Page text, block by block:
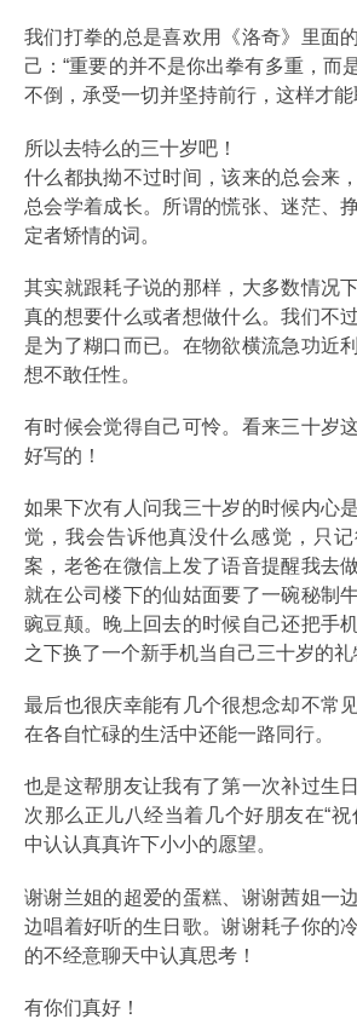
我们打拳的总是喜欢用《洛奇》里面
己：“重要的并不是你出拳有多重，而
不倒，承受一切并坚持前行，这样才能
所以去特么的三十岁吧！
什么都执拗不过时间，该来的总会来
总会学着成长。所谓的慌张、迷茫、
定者矫情的词。
其实就跟耗子说的那样，大多数情况
真的想要什么或者想做什么。我们不
是为了糊口而已。在物欲横流急功近
想不敢任性。
有时候会觉得自己可怜。看来三十岁
好写的！
如果下次有人问我三十岁的时候内心
觉，我会告诉他真没什么感觉，只
案，老爸在微信上发了语音提醒我去
就在公司楼下的仙姑面要了一碗秘制
豌豆颠。晚上回去的时候自己还把手
之下换了一个新手机当自己三十岁的礼
最后也很庆幸能有几个很想念却不常
在各自忙碌的生活中还能一路同行。
也是这帮朋友让我有了第一次补过生
次那么正儿八经当着几个好朋友在“
中认认真真许下小小的愿望。
谢谢兰姐的超爱的蛋糕、谢谢茜姐一
边唱着好听的生日歌。谢谢耗子你的
的不经意聊天中认真思考！
有你们真好！